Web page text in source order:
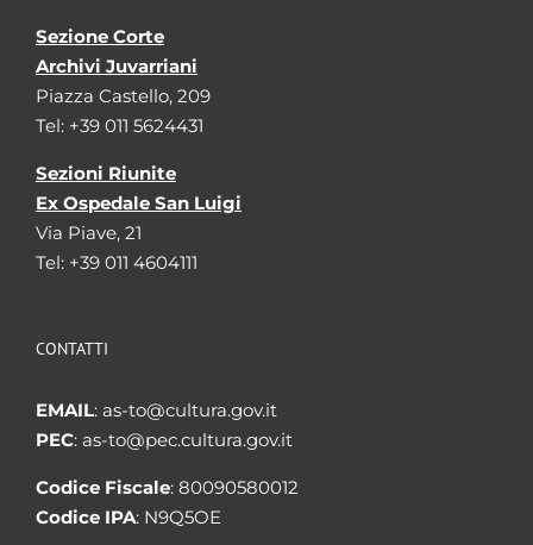
Sezione Corte
Archivi Juvarriani
Piazza Castello, 209
Tel: +39 011 5624431
Sezioni Riunite
Ex Ospedale San Luigi
Via Piave, 21
Tel: +39 011 4604111
CONTATTI
EMAIL: as-to@cultura.gov.it
PEC: as-to@pec.cultura.gov.it
Codice Fiscale: 80090580012
Codice IPA: N9Q5OE